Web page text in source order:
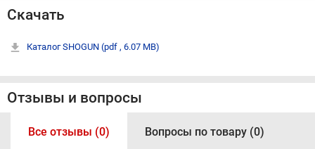
Скачать
Каталог SHOGUN (pdf , 6.07 MB)
Отзывы и вопросы
Все отзывы (0) Вопросы по товару (0)